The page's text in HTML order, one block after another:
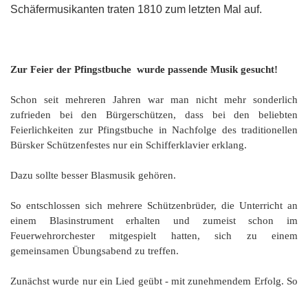
Schäfermusikanten traten 1810 zum letzten Mal auf.
Zur Feier der Pfingstbuche wurde passende Musik gesucht!
Schon seit mehreren Jahren war man nicht mehr sonderlich
zufrieden bei den Bürgerschützen, dass bei den beliebten
Feierlichkeiten zur Pfingstbuche in Nachfolge des traditionellen
Bürsker Schützenfestes nur ein Schifferklavier erklang.
Dazu sollte besser Blasmusik gehören.
So entschlossen sich mehrere Schützenbrüder, die Unterricht an
einem Blasinstrument erhalten und zumeist schon im
Feuerwehrorchester mitgespielt hatten, sich zu einem
gemeinsamen Übungsabend zu treffen.
Zunächst wurde nur ein Lied geübt - mit zunehmendem Erfolg. So